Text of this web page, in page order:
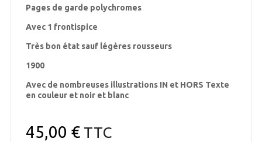
Pages de garde polychromes
Avec 1 frontispice
Très bon état sauf légères rousseurs
1900
Avec de nombreuses illustrations IN et HORS Texte
en couleur et noir et blanc
45,00 €TTC